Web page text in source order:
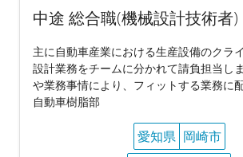
中途 総合職(機械設計技術者)
主に自動車産業における生産設備のクラ
設計業務をチームに分かれて請負担当し
や業務事情により、フィットする業務に
自動車樹脂部
愛知県 岡崎市